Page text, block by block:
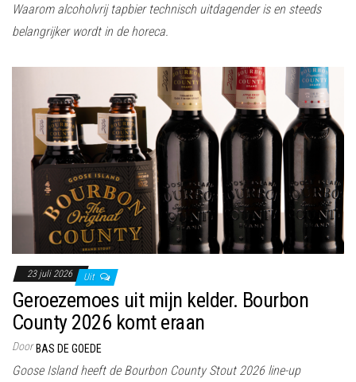
Waarom alcoholvrij tapbier technisch uitdagender is en steeds
belangrijker wordt in de horeca.
23 juli 2026 Uit
Geroezemoes uit mijn kelder. Bourbon
County 2026 komt eraan
Door BAS DE GOEDE
Goose Island heeft de Bourbon County Stout 2026 line-up